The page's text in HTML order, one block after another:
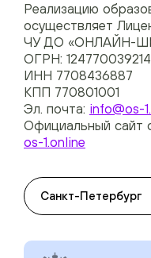
Реализацию
осуществляет
ЧУ ДО «ОНЛАЙН-
ОГРН:
ИНН 7708436887
КПП 770801001
Эл. почта: info@os-
Официальный сайт
os-1.online
Санкт-Петербург